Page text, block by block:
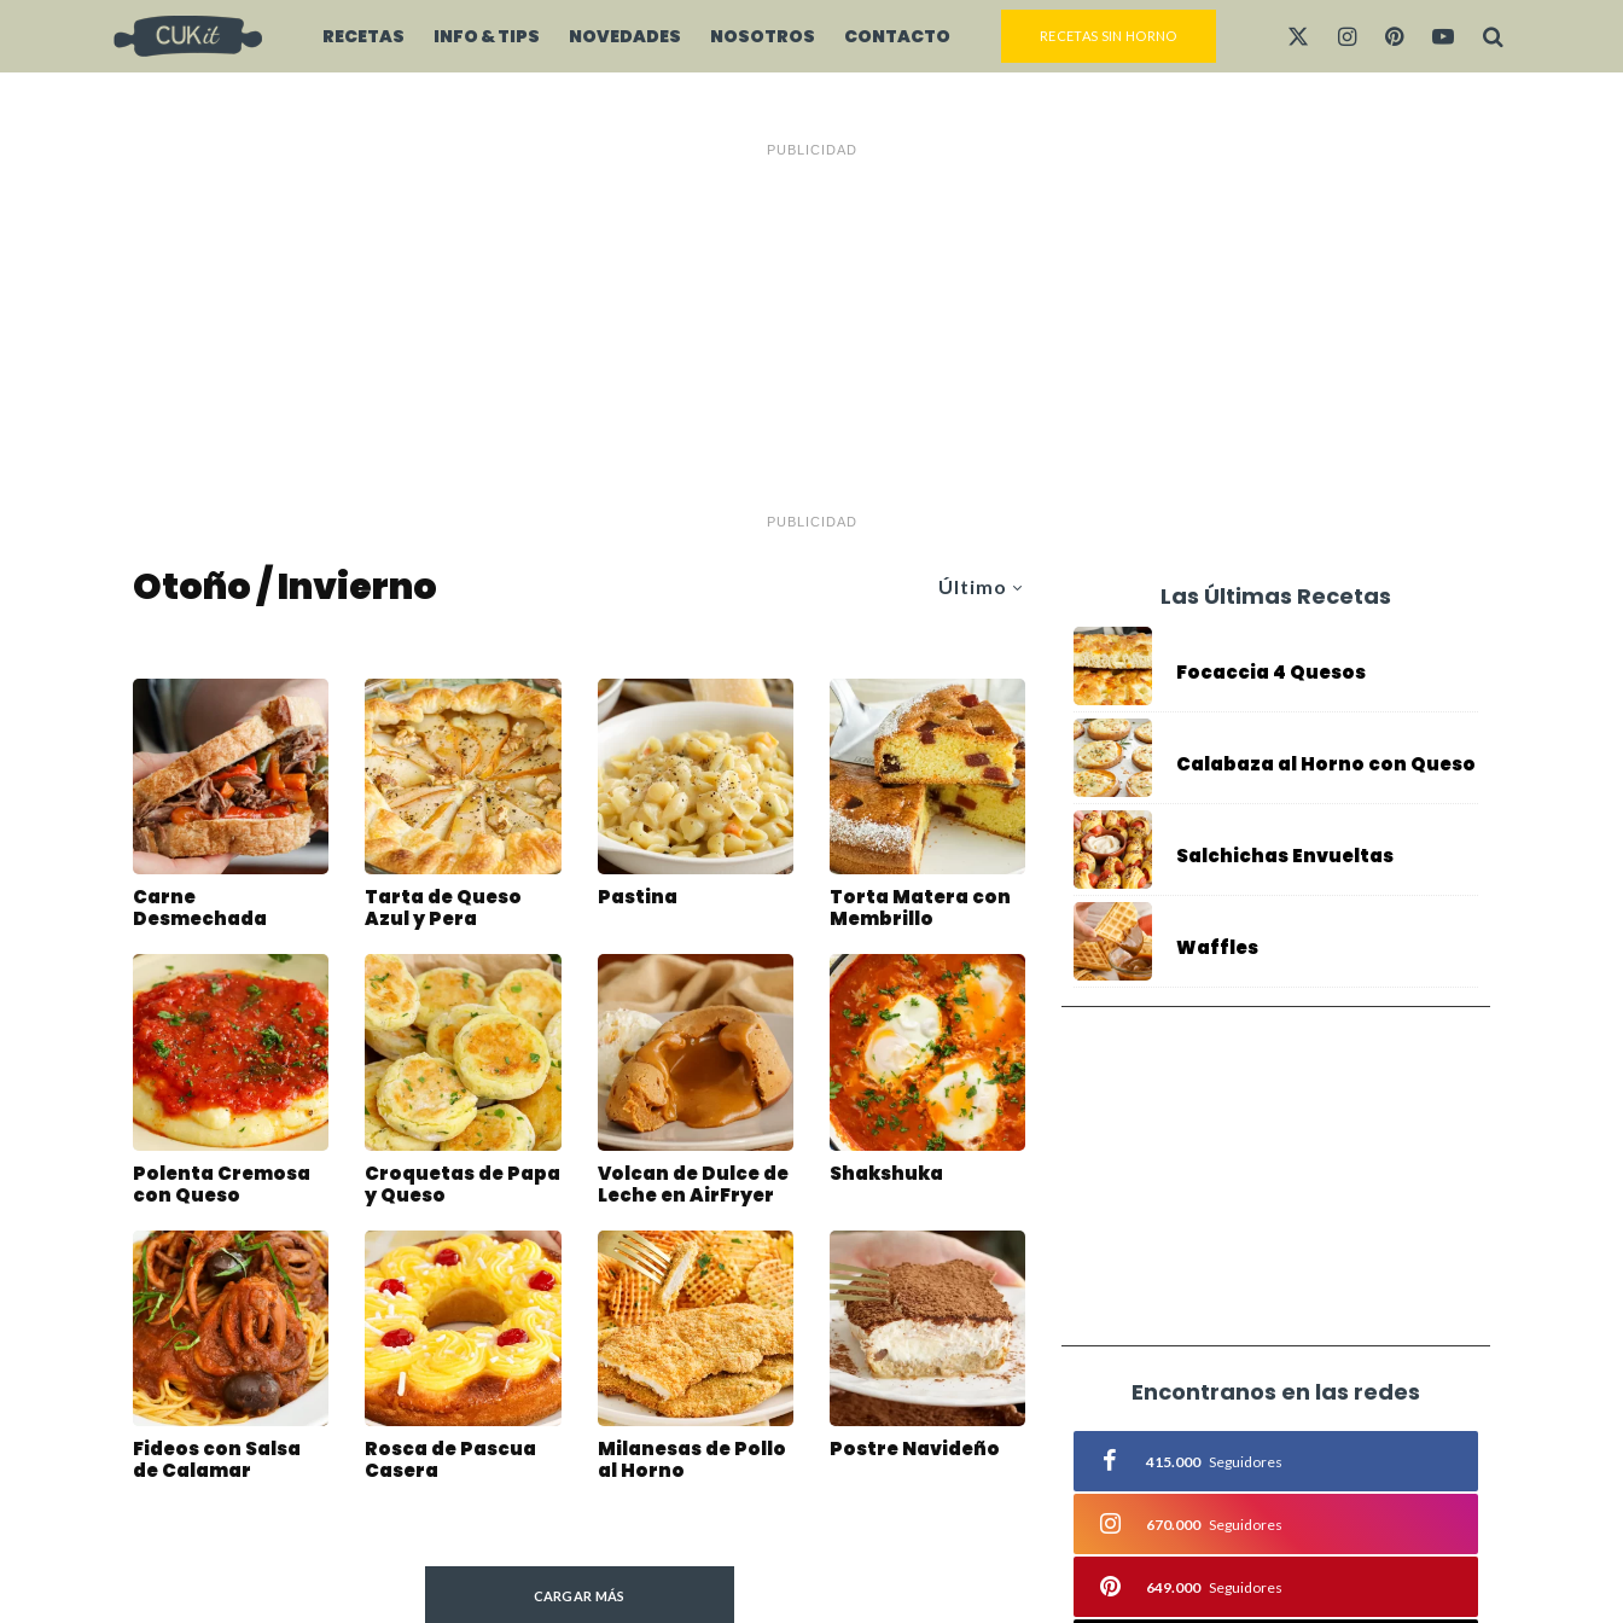
RECETAS INFO & TIPS NOVEDADES NOSOTROS CONTACTO RECETAS SIN HORNO
PUBLICIDAD
PUBLICIDAD
Último
Otoño / Invierno
Carne
Desmechada
Tarta de Queso
Azul y Pera
Pastina
Torta Matera con
Membrillo
Polenta Cremosa
con Queso
Croquetas de Papa
y Queso
Volcan de Dulce de
Leche en AirFryer
Shakshuka
Fideos con Salsa
de Calamar
Rosca de Pascua
Casera
Milanesas de Pollo
al Horno
Postre Navideño
CARGAR MÁS
Las Últimas Recetas
Focaccia 4 Quesos
Calabaza al Horno con Queso
Salchichas Envueltas
Waffles
Encontranos en las redes
415.000 Seguidores
670.000 Seguidores
649.000 Seguidores